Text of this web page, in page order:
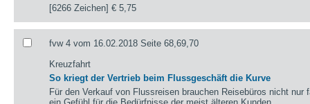
[6266 Zeichen]€ 5,75
fvw 4 vom 16.02.2018 Seite 68,69,70
Kreuzfahrt
So kriegt der Vertrieb beim Flussgeschäft die Kurve
Für den Verkauf von Flussreisen brauchen Reisebüros nicht nur
ein Gefühl für die Bedürfnisse der meist älteren Kunden.